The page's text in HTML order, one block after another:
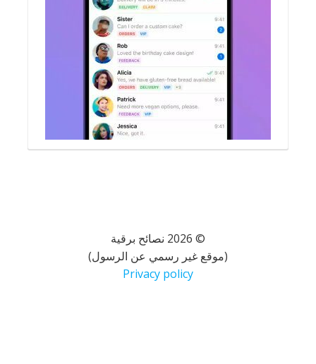
© 2026 نصائح برقية
(موقع غير رسمي عن الرسول)
Privacy policy